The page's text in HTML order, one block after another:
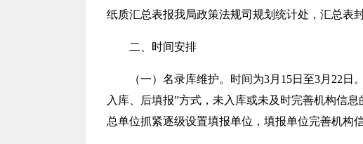
纸质汇总表报我局政策法规司规划统计处，汇总表
二、时间安排
（一）名录库维护。时间为3月15日至3月22日
入库、后填报”方式，未入库或未及时完善机构信
总单位抓紧逐级设置填报单位，填报单位完善机构信